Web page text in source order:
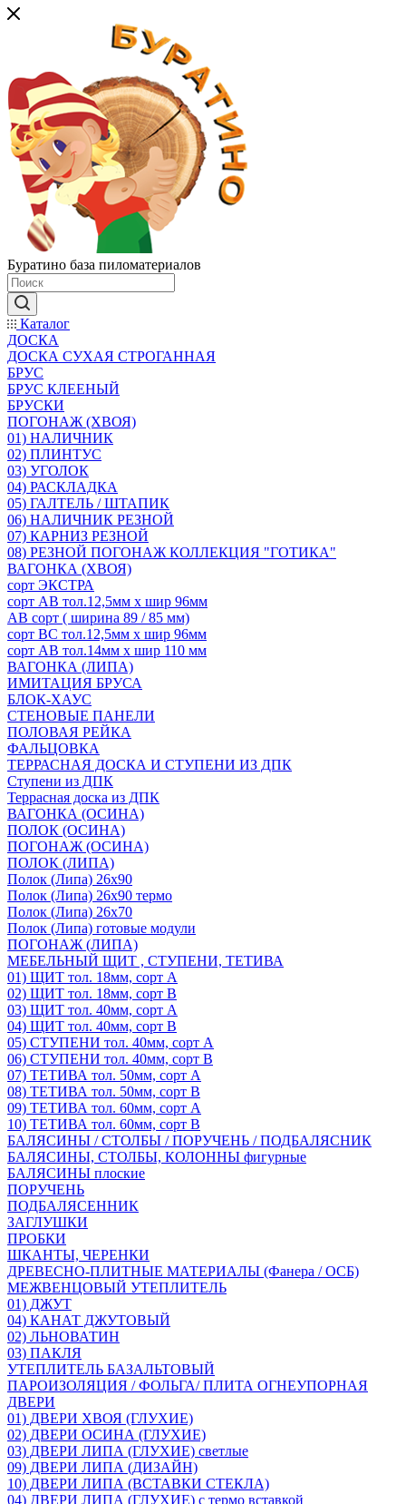
Буратино база пиломатериалов
Каталог
ДОСКА
ДОСКА СУХАЯ СТРОГАННАЯ
БРУС
БРУС КЛЕЕНЫЙ
БРУСКИ
ПОГОНАЖ (ХВОЯ)
01) НАЛИЧНИК
02) ПЛИНТУС
03) УГОЛОК
04) РАСКЛАДКА
05) ГАЛТЕЛЬ / ШТАПИК
06) НАЛИЧНИК РЕЗНОЙ
07) КАРНИЗ РЕЗНОЙ
08) РЕЗНОЙ ПОГОНАЖ КОЛЛЕКЦИЯ "ГОТИКА"
ВАГОНКА (ХВОЯ)
сорт ЭКСТРА
сорт АВ тол.12,5мм х шир 96мм
АВ сорт ( ширина 89 / 85 мм)
сорт ВС тол.12,5мм х шир 96мм
сорт АВ тол.14мм х шир 110 мм
ВАГОНКА (ЛИПА)
ИМИТАЦИЯ БРУСА
БЛОК-ХАУС
СТЕНОВЫЕ ПАНЕЛИ
ПОЛОВАЯ РЕЙКА
ФАЛЬЦОВКА
ТЕРРАСНАЯ ДОСКА И СТУПЕНИ ИЗ ДПК
Ступени из ДПК
Террасная доска из ДПК
ВАГОНКА (ОСИНА)
ПОЛОК (ОСИНА)
ПОГОНАЖ (ОСИНА)
ПОЛОК (ЛИПА)
Полок (Липа) 26х90
Полок (Липа) 26х90 термо
Полок (Липа) 26х70
Полок (Липа) готовые модули
ПОГОНАЖ (ЛИПА)
МЕБЕЛЬНЫЙ ЩИТ , СТУПЕНИ, ТЕТИВА
01) ЩИТ тол. 18мм, сорт А
02) ЩИТ тол. 18мм, сорт В
03) ЩИТ тол. 40мм, сорт А
04) ЩИТ тол. 40мм, сорт В
05) СТУПЕНИ тол. 40мм, сорт А
06) СТУПЕНИ тол. 40мм, сорт В
07) ТЕТИВА тол. 50мм, сорт А
08) ТЕТИВА тол. 50мм, сорт В
09) ТЕТИВА тол. 60мм, сорт А
10) ТЕТИВА тол. 60мм, сорт В
БАЛЯСИНЫ / СТОЛБЫ / ПОРУЧЕНЬ / ПОДБАЛЯСНИК
БАЛЯСИНЫ, СТОЛБЫ, КОЛОННЫ фигурные
БАЛЯСИНЫ плоские
ПОРУЧЕНЬ
ПОДБАЛЯСЕННИК
ЗАГЛУШКИ
ПРОБКИ
ШКАНТЫ, ЧЕРЕНКИ
ДРЕВЕСНО-ПЛИТНЫЕ МАТЕРИАЛЫ (Фанера / ОСБ)
МЕЖВЕНЦОВЫЙ УТЕПЛИТЕЛЬ
01) ДЖУТ
04) КАНАТ ДЖУТОВЫЙ
02) ЛЬНОВАТИН
03) ПАКЛЯ
УТЕПЛИТЕЛЬ БАЗАЛЬТОВЫЙ
ПАРОИЗОЛЯЦИЯ / ФОЛЬГА/ ПЛИТА ОГНЕУПОРНАЯ
ДВЕРИ
01) ДВЕРИ ХВОЯ (ГЛУХИЕ)
02) ДВЕРИ ОСИНА (ГЛУХИЕ)
03) ДВЕРИ ЛИПА (ГЛУХИЕ) светлые
09) ДВЕРИ ЛИПА (ДИЗАЙН)
10) ДВЕРИ ЛИПА (ВСТАВКИ СТЕКЛА)
04) ДВЕРИ ЛИПА (ГЛУХИЕ) с термо вставкой